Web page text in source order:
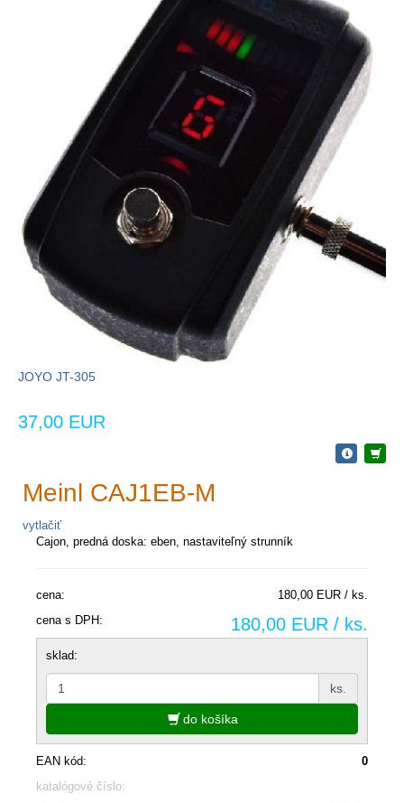
JOYO JT-305
37,00 EUR
Meinl CAJ1EB-M
vytlačiť
Cajon, predná doska: eben, nastaviteľný strunník
cena:
180,00 EUR / ks.
cena s DPH:
180,00 EUR / ks.
sklad:
ks.
do košíka
EAN kód:
0
katalógové číslo: